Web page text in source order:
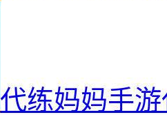
代练妈妈手